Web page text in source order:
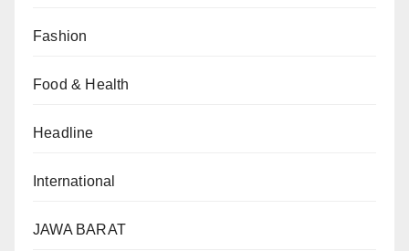
Fashion
Food & Health
Headline
International
JAWA BARAT